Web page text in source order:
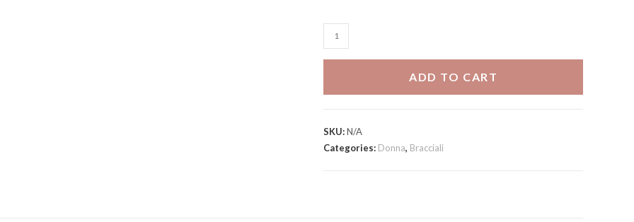
Bracciale
Double
ADD TO CART
SKU:N/A
Categories: Donna, Bracciali